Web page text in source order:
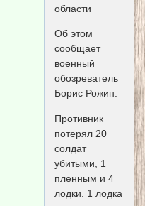
области
Об этом
сообщает
военный
обозреватель
Борис Рожин.
Противник
потерял 20
солдат
убитыми, 1
пленным и 4
лодки. 1 лодка